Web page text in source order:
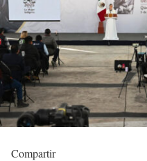
Compartir